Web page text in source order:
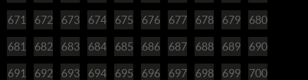
671 672 673 674 675 676 677 678 679 680
681 682 683 684 685 686 687 688 689 690
691 692 693 694 695 696 697 698 699 700